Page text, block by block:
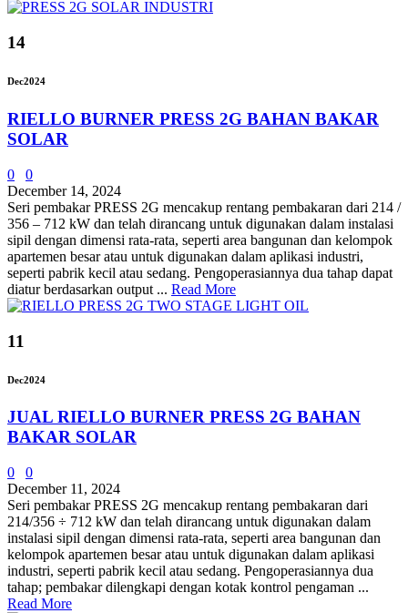
14
Dec2024
RIELLO BURNER PRESS 2G BAHAN BAKAR
SOLAR
0
0
December 14, 2024
Seri pembakar PRESS 2G mencakup rentang pembakaran dari 214 /
356 – 712 kW dan telah dirancang untuk digunakan dalam instalasi
sipil dengan dimensi rata-rata, seperti area bangunan dan kelompok
apartemen besar atau untuk digunakan dalam aplikasi industri,
seperti pabrik kecil atau sedang. Pengoperasiannya dua tahap dapat
diatur berdasarkan output ... Read More
11
Dec2024
JUAL RIELLO BURNER PRESS 2G BAHAN
BAKAR SOLAR
0
0
December 11, 2024
Seri pembakar PRESS 2G mencakup rentang pembakaran dari
214/356 ÷ 712 kW dan telah dirancang untuk digunakan dalam
instalasi sipil dengan dimensi rata-rata, seperti area bangunan dan
kelompok apartemen besar atau untuk digunakan dalam aplikasi
industri, seperti pabrik kecil atau sedang. Pengoperasiannya dua
tahap; pembakar dilengkapi dengan kotak kontrol pengaman ...
Read More